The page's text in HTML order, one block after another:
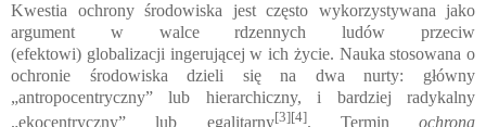
Kwestia ochrony środowiska jest często wykorzystywana jako
argument w walce rdzennych ludów przeciw
(efektowi) globalizacji ingerującej w ich życie. Nauka stosowana o
ochronie środowiska dzieli się na dwa nurty: główny
„antropocentryczny” lub hierarchiczny, i bardziej radykalny
„ekocentryczny” lub egalitarny[3][4]. Termin ochrona